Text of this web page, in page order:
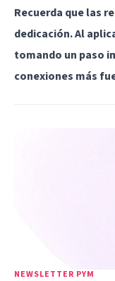
Recuerda que las
dedicación. Al
tomando un paso
conexiones más
NEWSLETTER PYM